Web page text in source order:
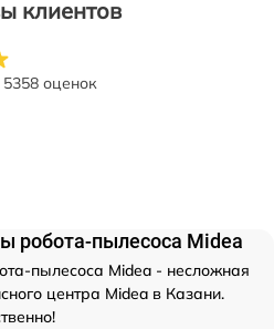
клиентов
5358 оценок
робота-пылесоса Midea
пылесоса Midea - несложная
центра Midea в Казани.